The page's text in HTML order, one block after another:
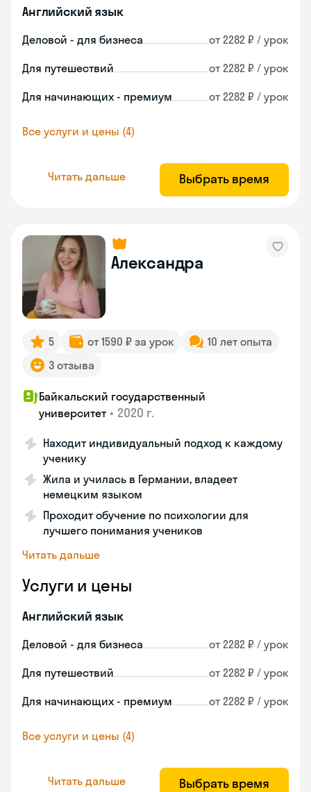
Английский язык
Деловой - для бизнеса от 2282 ₽ / урок
Для путешествий от 2282 ₽ / урок
Для начинающих - премиум от 2282 ₽ / урок
Все услуги и цены (4)
Читать дальше Выбрать время
Александра
5 от 1590 ₽ за урок
10 лет опыта
3 отзыва
Байкальский государственный
университет • 2020 г.
Находит индивидуальный подход к каждому
ученику
Жила и училась в Германии, владеет
немецким языком
Проходит обучение по психологии для
лучшего понимания учеников
Читать дальше
Услуги и цены
Английский язык
Деловой - для бизнеса от 2282 ₽ / урок
Для путешествий от 2282 ₽ / урок
Для начинающих - премиум от 2282 ₽ / урок
Все услуги и цены (4)
Читать дальше Выбрать время